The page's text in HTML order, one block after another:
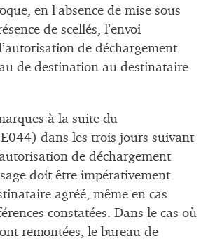
en l’absence de mise sous
de scellés, l’envoi
de déchargement
de destination au destinataire
à la suite du
dans les trois jours suivant
de déchargement
doit être impérativement
agréé, même en cas
constatées. Dans le cas où
remontées, le bureau de